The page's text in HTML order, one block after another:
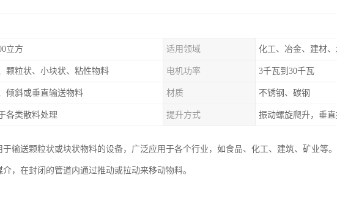
立方 适用领域 化工、冶金、建材
颗粒状、小块状、粘性物料 电机功率 3千瓦到30千瓦
倾斜或垂直输送物料 材质 不锈钢、碳钢
各类散料处理 提升方式 振动螺旋爬升，垂
输送颗粒状或块状物料的设备，广泛应用于各个行业，如食品、化工、建筑、矿业等
，在封闭的管道内通过推动或拉动来移动物料。